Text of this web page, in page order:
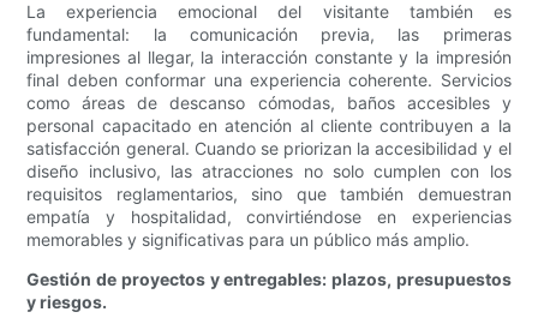
La experiencia emocional del visitante también es
fundamental: la comunicación previa, las primeras
impresiones al llegar, la interacción constante y la impresión
final deben conformar una experiencia coherente. Servicios
como áreas de descanso cómodas, baños accesibles y
personal capacitado en atención al cliente contribuyen a la
satisfacción general. Cuando se priorizan la accesibilidad y el
diseño inclusivo, las atracciones no solo cumplen con los
requisitos reglamentarios, sino que también demuestran
empatía y hospitalidad, convirtiéndose en experiencias
memorables y significativas para un público más amplio.
Gestión de proyectos y entregables: plazos, presupuestos
y riesgos.